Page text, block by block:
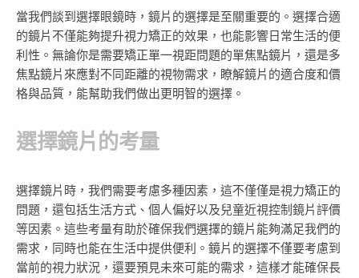
當我們談到選擇眼鏡時，鏡片的選擇是至關重要的。選擇合適
的鏡片不僅能夠提升視力矯正的效果，也能影響日常生活的便
利性。無論你是需要矯正單一視距問題的單焦點鏡片，還是多
焦點鏡片來應對不同距離的視物需求，瞭解鏡片的適合度和價
格與品質，能幫助我們做出更明智的選擇。
選擇鏡片的考量
選擇鏡片時，我們需要考慮多種因素，這不僅僅是視力矯正的
問題，還包括生活方式、個人偏好以及兒童近視控制鏡片評價
等因素。這些考量有助於確保我們選擇的鏡片能夠滿足我們的
需求，同時也能在生活中提供便利。鏡片的選擇不僅要考慮到
當前的視力狀況，還要預見未來可能的需求，這樣才能確保長